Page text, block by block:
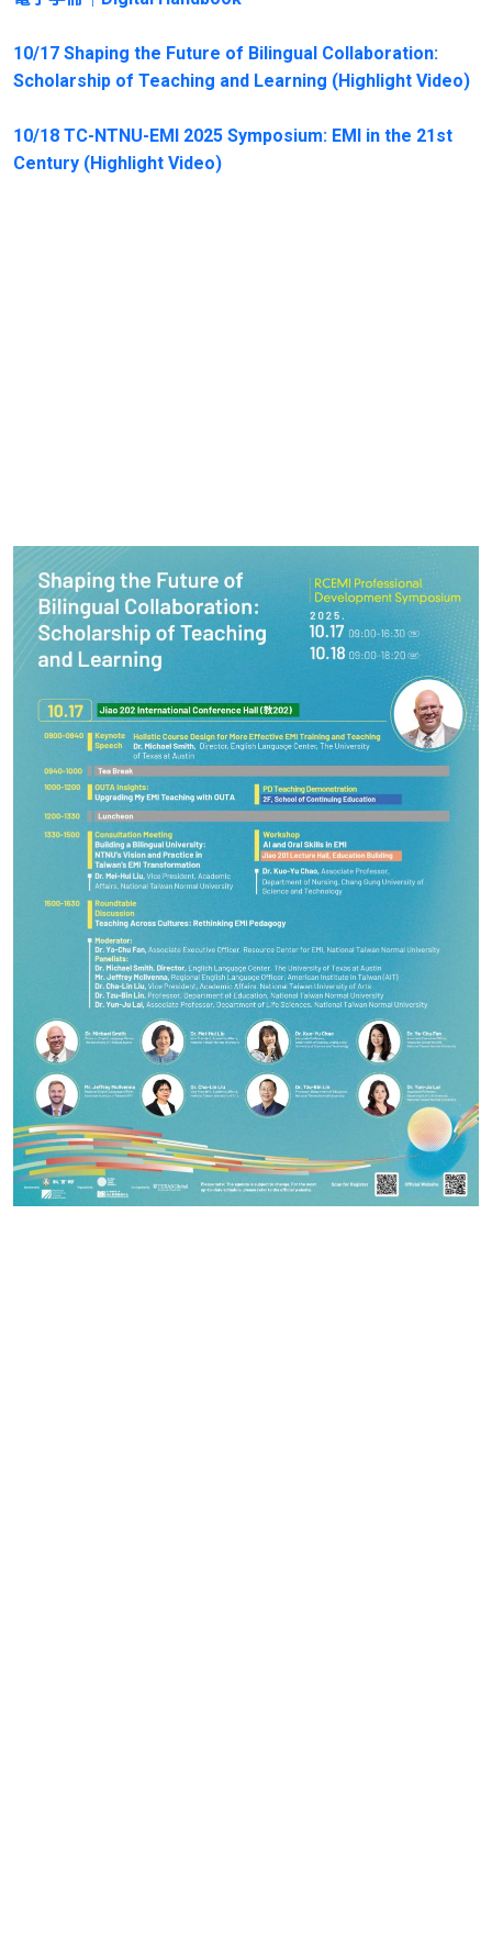
10/17 Shaping the Future of Bilingual Collaboration:
Scholarship of Teaching and Learning (Highlight Video)
10/18 TC-NTNU-EMI 2025 Symposium: EMI in the 21st
Century (Highlight Video)